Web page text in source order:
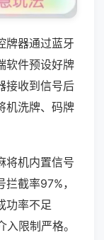
牌器通过蓝牙
软件预设好牌
接收到信号后
机洗牌、码牌
将机内置信号
截率97%，
功率不足
限制严格。